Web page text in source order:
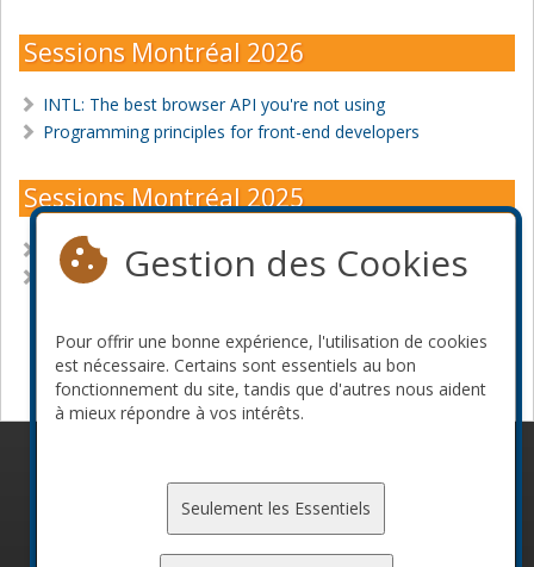
Sessions Montréal 2026
INTL: The best browser API you're not using
Programming principles for front-end developers
Sessions Montréal 2025
Don't use JavaScript for that, use HTML and CSS!
Understanding CSS Layout: We fear what we don't
Devenir commanditaire
Gestion des Cookies
Pour offrir une bonne expérience, l'utilisation de cookies
est nécessaire. Certains sont essentiels au bon
fonctionnement du site, tandis que d'autres nous aident
à mieux répondre à vos intérêts.
Seulement les Essentiels